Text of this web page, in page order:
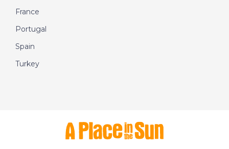
France
Portugal
Spain
Turkey